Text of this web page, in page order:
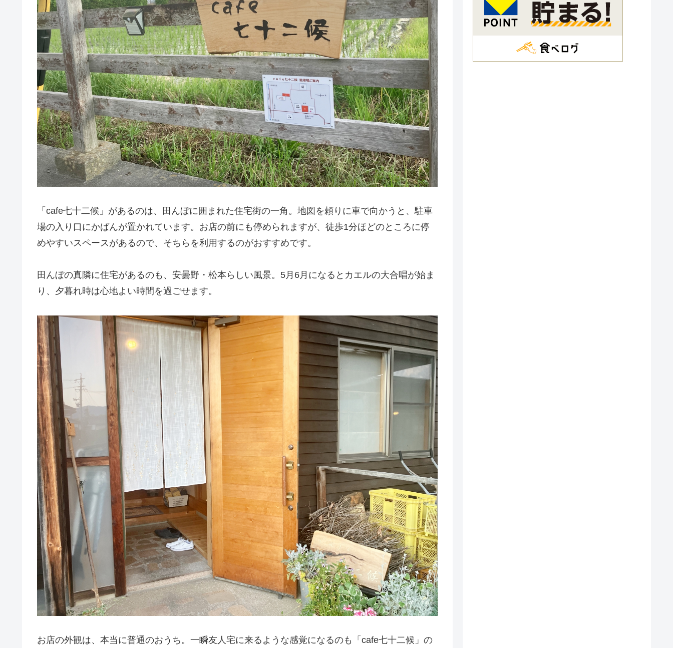
「cafe七十二候」があるのは、田んぼに囲まれた住宅街の一角。地図を頼りに車で向かうと、駐車
場の入り口にかばんが置かれています。お店の前にも停められますが、徒歩1分ほどのところに停
めやすいスペースがあるので、そちらを利用するのがおすすめです。
田んぼの真隣に住宅があるのも、安曇野・松本らしい風景。5月6月になるとカエルの大合唱が始ま
り、夕暮れ時は心地よい時間を過ごせます。
お店の外観は、本当に普通のおうち。一瞬友人宅に来るような感覚になるのも「cafe七十二候」の